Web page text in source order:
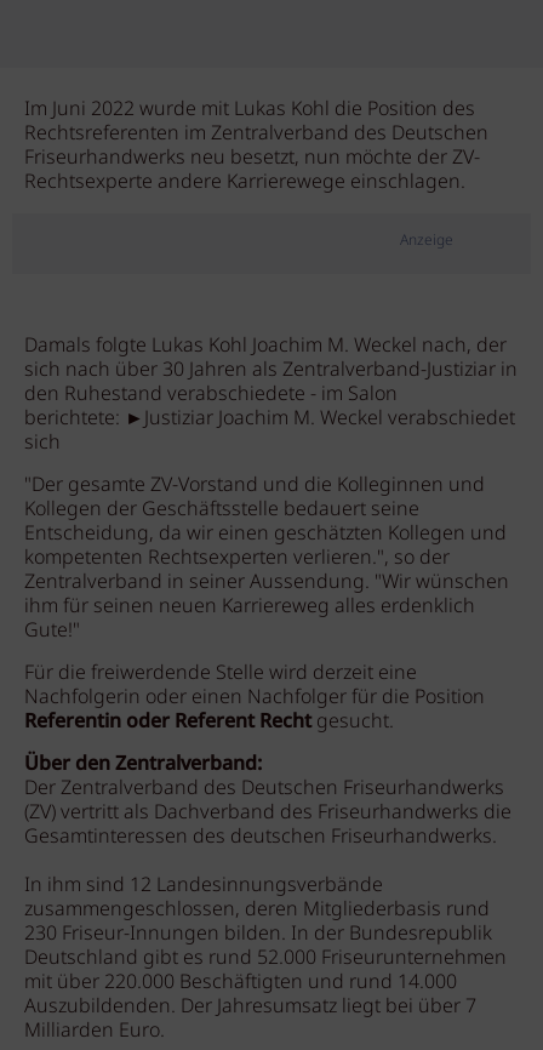
Im Juni 2022 wurde mit Lukas Kohl die Position des
Rechtsreferenten im Zentralverband des Deutschen
Friseurhandwerks neu besetzt, nun möchte der ZV-
Rechtsexperte andere Karrierewege einschlagen.
Anzeige
Damals folgte Lukas Kohl Joachim M. Weckel nach, der
sich nach über 30 Jahren als Zentralverband-Justiziar in
den Ruhestand verabschiedete - im Salon
berichtete: ►Justiziar Joachim M. Weckel verabschiedet
sich
"Der gesamte ZV-Vorstand und die Kolleginnen und
Kollegen der Geschäftsstelle bedauert seine
Entscheidung, da wir einen geschätzten Kollegen und
kompetenten Rechtsexperten verlieren.", so der
Zentralverband in seiner Aussendung. "Wir wünschen
ihm für seinen neuen Karriereweg alles erdenklich
Gute!"
Für die freiwerdende Stelle wird derzeit eine
Nachfolgerin oder einen Nachfolger für die Position
Referentin oder Referent Rechtgesucht.
Über den Zentralverband:
Der Zentralverband des Deutschen Friseurhandwerks
(ZV) vertritt als Dachverband des Friseurhandwerks die
Gesamtinteressen des deutschen Friseurhandwerks.
In ihm sind 12 Landesinnungsverbände
zusammengeschlossen, deren Mitgliederbasis rund
230 Friseur-Innungen bilden. In der Bundesrepublik
Deutschland gibt es rund 52.000 Friseurunternehmen
mit über 220.000 Beschäftigten und rund 14.000
Auszubildenden. Der Jahresumsatz liegt bei über 7
Milliarden Euro.